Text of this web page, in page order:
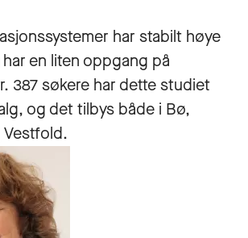
har stabilt høye
en liten oppgang på
387 søkere har dette studiet
og det tilbys både i Bø,
Vestfold.